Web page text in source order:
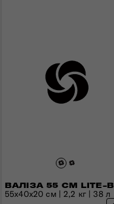
ВАЛІЗА 55 СМ LITE-
55x40x20 см | 2,2 кг | 38 л